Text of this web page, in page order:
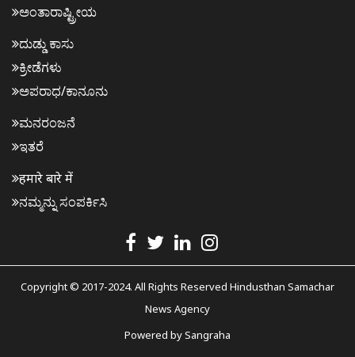
ಅಂತಾರಾಷ್ಟ್ರೀಯ
ದುಡ್ಡು ಕಾಸು
ಕ್ರೀಡೆಗಳು
ಅಪರಾಧ/ಕಾನೂನು
ಮನರಂಜನೆ
ಇತರೆ
हमारे बारे में
ನಮ್ಮನ್ನು ಸಂಪರ್ಕಿಸಿ
Copyright © 2017-2024. All Rights Reserved Hindusthan Samachar
News Agency
Powered bySangraha